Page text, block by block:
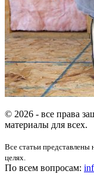
© 2026 - все права
материалы для всех.
Все статьи представлены
целях.
По всем вопросам: